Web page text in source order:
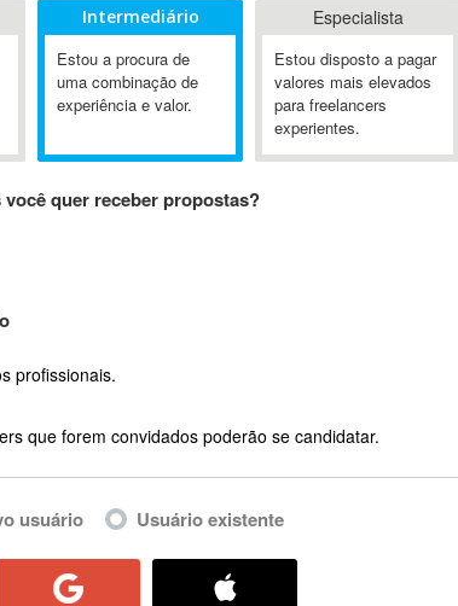
Intermediário
Estou a procura de
uma combinação de
experiência e valor.
Especialista
Estou disposto a pagar
valores mais elevados
para freelancers
experientes.
quer receber propostas?
profissionais.
que forem convidados poderão se candidatar.
usuário Usuário existente